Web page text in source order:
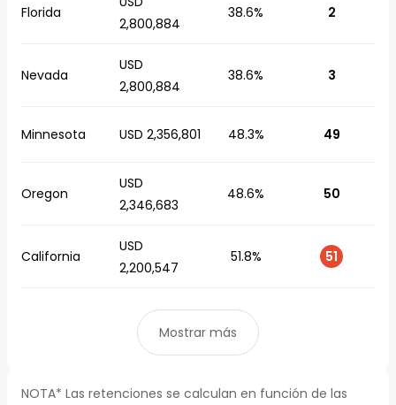
Florida
2,800,884
38.6% 2
Nevada
USD
2,800,884
38.6% 3
Minnesota USD 2,356,801 48.3% 49
Oregon
USD
2,346,683
48.6% 50
California
USD
2,200,547
51.8% 51
Mostrar más
NOTA* Las retenciones se calculan en función de las